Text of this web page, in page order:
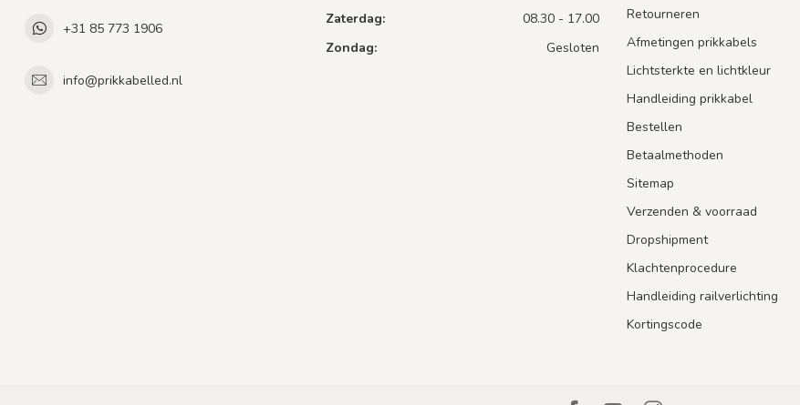
+31 85 773 1906
info@prikkabelled.nl
Zaterdag:
08.30 - 17.00
Zondag:
Gesloten
Retourneren
Afmetingen prikkabels
Lichtsterkte en lichtkleur
Handleiding prikkabel
Bestellen
Betaalmethoden
Sitemap
Verzenden & voorraad
Dropshipment
Klachtenprocedure
Handleiding railverlichting
Kortingscode